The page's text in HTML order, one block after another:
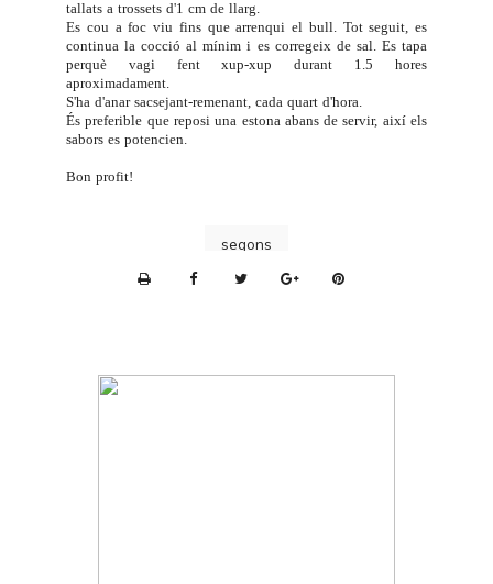
tallats a trossets d'1 cm de llarg.
Es cou a foc viu fins que arrenqui el bull. Tot seguit, es
continua la cocció al mínim i es corregeix de sal. Es tapa
perquè vagi fent xup-xup durant 1.5 hores
aproximadament.
S'ha d'anar sacsejant-remenant, cada quart d'hora.
És preferible que reposi una estona abans de servir, així els
sabors es potencien.
Bon profit!
segons
n